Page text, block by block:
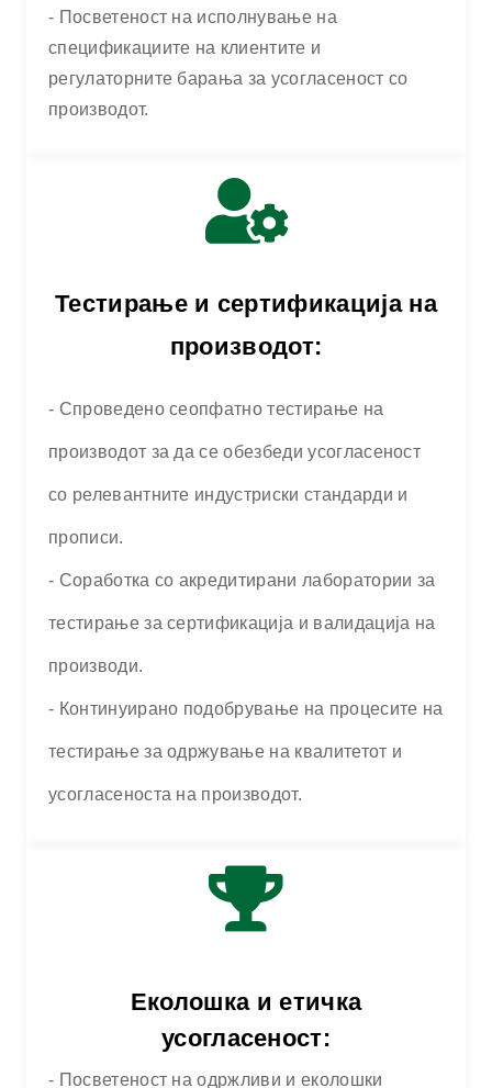
- Посветеност на исполнување на
спецификациите на клиентите и
регулаторните барања за усогласеност со
производот.
Тестирање и сертификација на
производот:
- Спроведено сеопфатно тестирање на
производот за да се обезбеди усогласеност
со релевантните индустриски стандарди и
прописи.
- Соработка со акредитирани лаборатории за
тестирање за сертификација и валидација на
производи.
- Континуирано подобрување на процесите на
тестирање за одржување на квалитетот и
усогласеноста на производот.
Еколошка и етичка
усогласеност:
- Посветеност на одржливи и еколошки